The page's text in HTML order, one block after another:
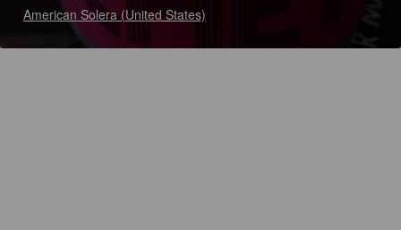
American Solera (United States)